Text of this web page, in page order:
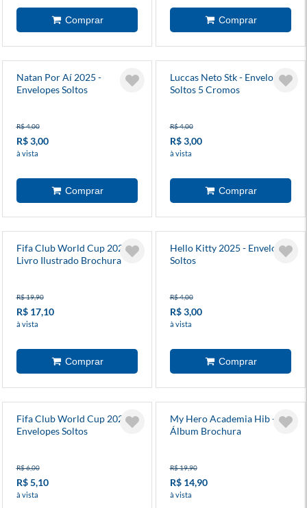
Natan Por Aí 2025 -
Envelopes Soltos
R$ 4,00
R$ 3,00
à vista
Luccas Neto Stk - Envelopes
Soltos 5 Cromos
R$ 4,00
R$ 3,00
à vista
Fifa Club World Cup 2025 -
Livro Ilustrado Brochura
R$ 19,90
R$ 17,10
à vista
Hello Kitty 2025 - Envelopes
Soltos
R$ 4,00
R$ 3,00
à vista
Fifa Club World Cup 2025 -
Envelopes Soltos
R$ 6,00
R$ 5,10
à vista
My Hero Academia Hib -
Álbum Brochura
R$ 19,90
R$ 14,90
à vista